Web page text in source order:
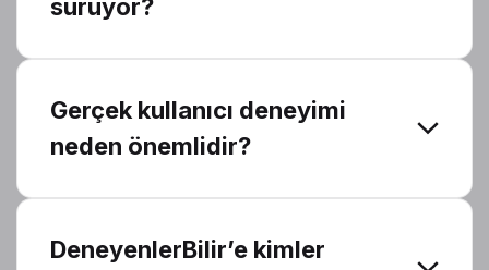
sürüyor?
Gerçek kullanıcı deneyimi
neden önemlidir?
DeneyenlerBilir’e kimler